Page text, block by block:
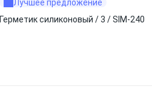
Лучшее предложение
Герметик силиконовый / 3 / SIM-240